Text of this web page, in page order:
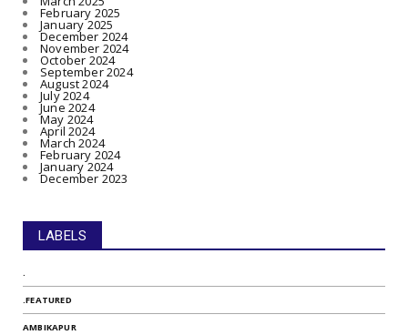
February 2025
January 2025
December 2024
November 2024
October 2024
September 2024
August 2024
July 2024
June 2024
May 2024
April 2024
March 2024
February 2024
January 2024
December 2023
LABELS
.
.FEATURED
AMBIKAPUR